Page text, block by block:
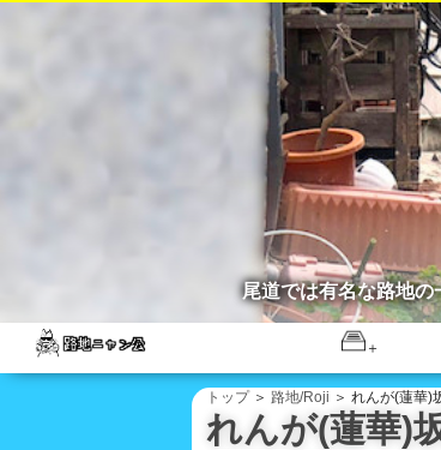
尾道では有名な路地
トップ＞ 路地/Roji ＞ れんが(蓮華
れんが(蓮華)